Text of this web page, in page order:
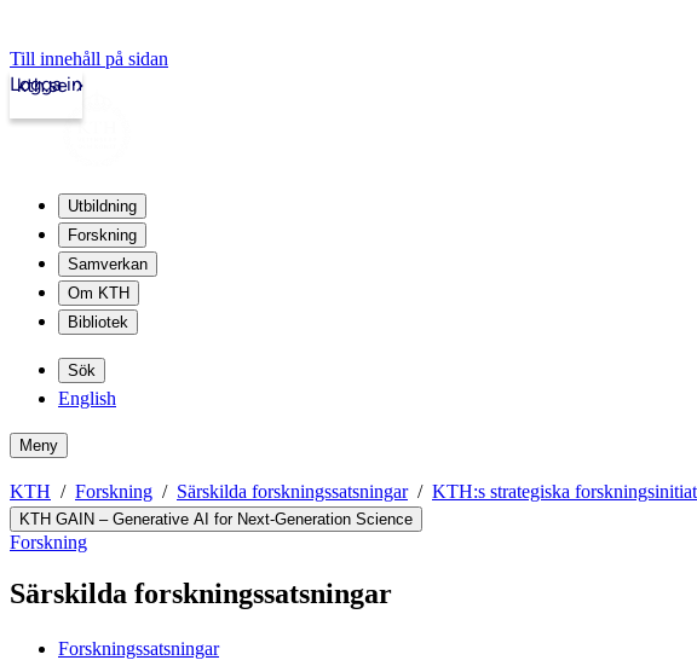
Till innehåll på sidan
kth.se
Logga in
Utbildning
Forskning
Samverkan
Om KTH
Bibliotek
Sök
English
Meny
KTH Forskning Särskilda forskningssatsningar KTH:s strategiska
KTH GAIN – Generative AI for Next-Generation Science
Forskning
Särskilda forskningssatsningar
Forskningssatsningar